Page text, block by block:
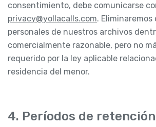
consentimiento, debe comunicarse
privacy@yollacalls.com.
personales de nuestros archivos
comercialmente razonable, pero no
requerido por la ley aplicable
residencia del menor.
4. Períodos de